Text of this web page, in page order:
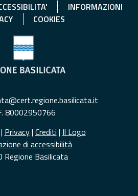
INFORMAZIONI
COOKIES
80002950766
| Privacy| Crediti | Il Logo
di accessibilità
Regione Basilicata